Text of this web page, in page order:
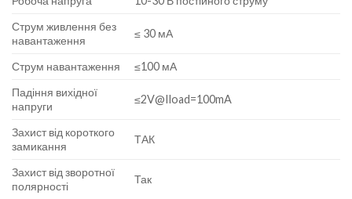
Струм живлення без
навантаження
≤ 30 мА
Струм навантаження
≤100 мА
Падіння вихідної
напруги
≤2V@Iload=100mA
Захист від короткого
замикання
ТАК
Захист від зворотної
полярності
Так